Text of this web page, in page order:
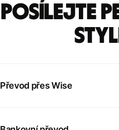
Posílejte
Převod přes Wise